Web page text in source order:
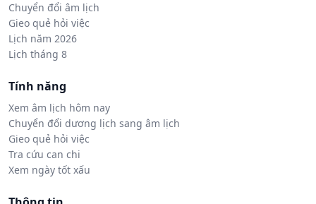
Chuyển đổi âm lịch
Gieo quẻ hỏi việc
Lịch năm 2026
Lịch tháng 8
Tính năng
Xem âm lịch hôm nay
Chuyển đổi dương lịch sang âm lịch
Gieo quẻ hỏi việc
Tra cứu can chi
Xem ngày tốt xấu